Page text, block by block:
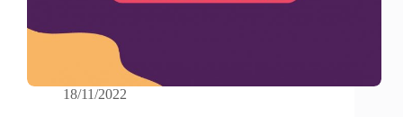
18/11/2022